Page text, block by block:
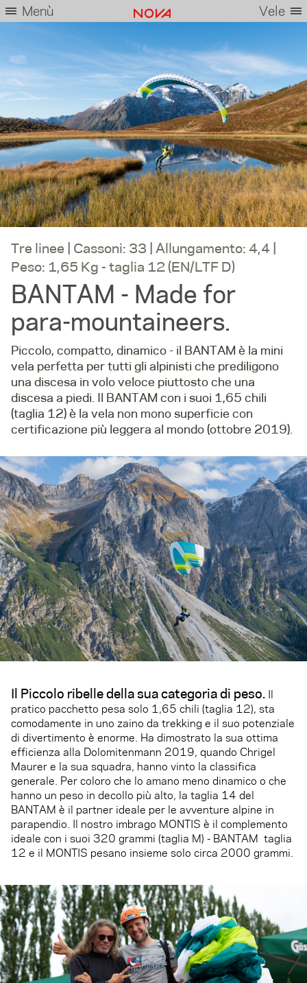
Menù Vele
Tre linee | Cassoni: 33 | Allungamento: 4,4 |
Peso: 1,65 Kg - taglia 12 (EN/LTF D)
BANTAM - Made for
para-mountaineers.
Piccolo, compatto, dinamico - il BANTAM è la mini
vela perfetta per tutti gli alpinisti che prediligono
una discesa in volo veloce piuttosto che una
discesa a piedi. Il BANTAM con i suoi 1,65 chili
(taglia 12) è la vela non mono superficie con
certificazione più leggera al mondo (ottobre 2019).
Il Piccolo ribelle della sua categoria di peso. Il
pratico pacchetto pesa solo 1,65 chili (taglia 12), sta
comodamente in uno zaino da trekking e il suo potenziale
di divertimento è enorme. Ha dimostrato la sua ottima
efficienza alla Dolomitenmann 2019, quando Chrigel
Maurer e la sua squadra, hanno vinto la classifica
generale. Per coloro che lo amano meno dinamico o che
hanno un peso in decollo più alto, la taglia 14 del
BANTAM è il partner ideale per le avventure alpine in
parapendio. Il nostro imbrago MONTIS è il complemento
ideale con i suoi 320 grammi (taglia M) - BANTAM taglia
12 e il MONTIS pesano insieme solo circa 2000 grammi.